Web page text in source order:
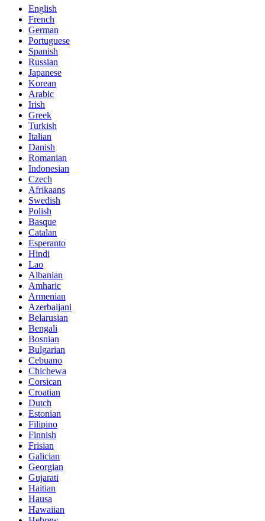
English
French
German
Portuguese
Spanish
Russian
Japanese
Korean
Arabic
Irish
Greek
Turkish
Italian
Danish
Romanian
Indonesian
Czech
Afrikaans
Swedish
Polish
Basque
Catalan
Esperanto
Hindi
Lao
Albanian
Amharic
Armenian
Azerbaijani
Belarusian
Bengali
Bosnian
Bulgarian
Cebuano
Chichewa
Corsican
Croatian
Dutch
Estonian
Filipino
Finnish
Frisian
Galician
Georgian
Gujarati
Haitian
Hausa
Hawaiian